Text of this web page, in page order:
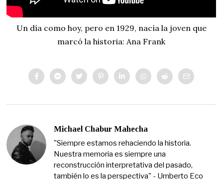
Un día como hoy, pero en 1929, nacía la joven que
marcó la historia: Ana Frank
Michael Chabur Mahecha
"Siempre estamos rehaciendo la historia.
Nuestra memoria es siempre una
reconstrucción interpretativa del pasado,
también lo es la perspectiva" - Umberto Eco